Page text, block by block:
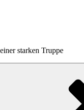
starken Truppe